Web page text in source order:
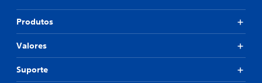
Produtos
Valores
Suporte